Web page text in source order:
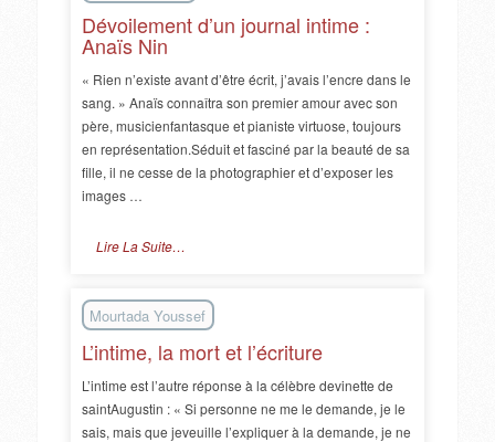
Dévoilement d’un journal intime :
Anaïs Nin
« Rien n’existe avant d’être écrit, j’avais l’encre dans le
sang. » Anaïs connaîtra son premier amour avec son
père, musicienfantasque et pianiste virtuose, toujours
en représentation.Séduit et fasciné par la beauté de sa
fille, il ne cesse de la photographier et d’exposer les
images …
Lire La Suite…
Mourtada Youssef
L’intime, la mort et l’écriture
L’intime est l’autre réponse à la célèbre devinette de
saintAugustin : « Si personne ne me le demande, je le
sais, mais que jeveuille l’expliquer à la demande, je ne